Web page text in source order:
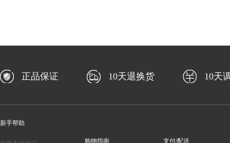
正品保证 10天退换货 10天
新手帮助
购物指南 支付/配送